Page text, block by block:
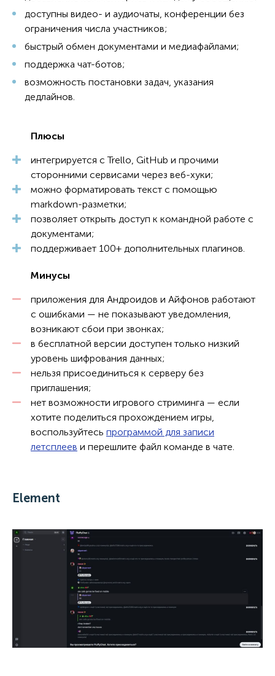
доступны видео- и аудиочаты, конференции без
ограничения числа участников;
быстрый обмен документами и медиафайлами;
поддержка чат-ботов;
возможность постановки задач, указания
дедлайнов.
Плюсы
интегрируется с Trello, GitHub и прочими
сторонними сервисами через веб-хуки;
можно форматировать текст с помощью
markdown-разметки;
позволяет открыть доступ к командной работе с
документами;
поддерживает 100+ дополнительных плагинов.
Минусы
приложения для Андроидов и Айфонов работают
с ошибками — не показывают уведомления,
возникают сбои при звонках;
в бесплатной версии доступен только низкий
уровень шифрования данных;
нельзя присоединиться к серверу без
приглашения;
нет возможности игрового стриминга — если
хотите поделиться прохождением игры,
воспользуйтесь программой для записи
летсплеев и перешлите файл команде в чате.
Element